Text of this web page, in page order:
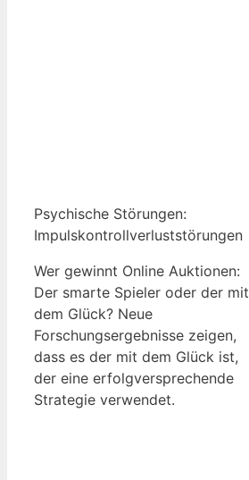
Psychische Störungen:
Impulskontrollverluststörungen
Wer gewinnt Online Auktionen:
Der smarte Spieler oder der mit
dem Glück? Neue
Forschungsergebnisse zeigen,
dass es der mit dem Glück ist,
der eine erfolgversprechende
Strategie verwendet.